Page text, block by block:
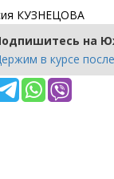
КУЗНЕЦОВА
на
в курсе